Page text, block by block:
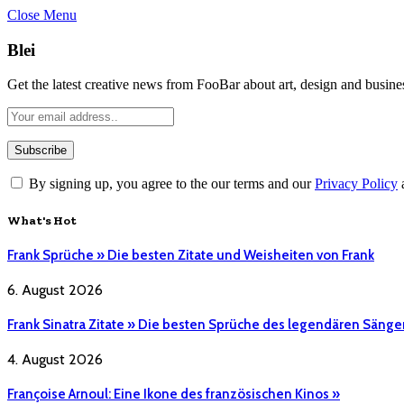
Close Menu
Blei
Get the latest creative news from FooBar about art, design and
By signing up, you agree to the our terms and ourPrivacy Policy
What's Hot
Frank Sprüche » Die besten Zitate und Weisheiten von Frank
6. August 2026
Frank Sinatra Zitate » Die besten Sprüche des legendären
4. August 2026
Françoise Arnoul: Eine Ikone des französischen Kinos »